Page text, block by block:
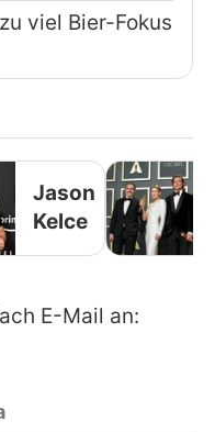
viel Bier-Fokus
Jason
Kelce
E-Mail an: